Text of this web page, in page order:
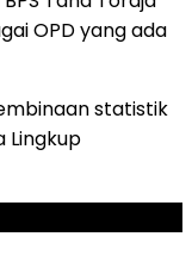
OPD yang ada
statistik
Lingkup